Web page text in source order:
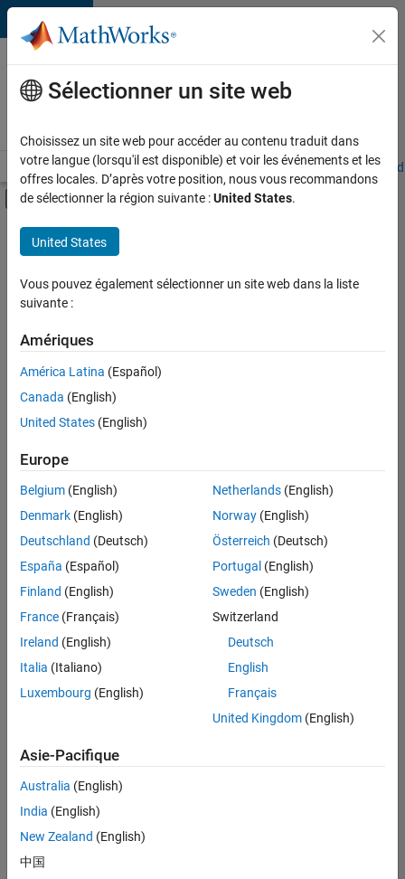
Passer au contenu
Votre
carrière
chez
Accueil Explorer nos opportunités Adresses de nos bureaux
Activer/désactiver l'affichage du menu
Contenu principal
FILTRER PAR
Applications et outils commerciaux
Infrastructure et architecture
Développement de produits
Actuellement,
aucune
offre
d'emploi
correspondant
à vos
critères
de
recherche.
Vous
pouvez
élargir
votre
recherche
ou
afficher
l’ensemble
d'emploi.
malgré
tout
vous
trouvez
Sélectionner un site web
Choisissez un site web pour accéder au contenu traduit dans
votre langue (lorsqu'il est disponible) et voir les événements et les
offres locales. D’après votre position, nous vous recommandons
de sélectionner la région suivante :United States.
United States
Vous pouvez également sélectionner un site web dans la liste
suivante :
Amériques
América Latina (Español)
Canada (English)
United States (English)
Europe
Belgium (English)
Denmark (English)
Deutschland (Deutsch)
España (Español)
Finland (English)
France (Français)
Ireland (English)
Italia (Italiano)
Luxembourg (English)
Netherlands(English)
Norway(English)
Österreich (Deutsch)
Portugal (English)
Sweden (English)
Switzerland
Deutsch
English
Français
United Kingdom(English)
Asie-Pacifique
Australia (English)
India (English)
New Zealand (English)
中国